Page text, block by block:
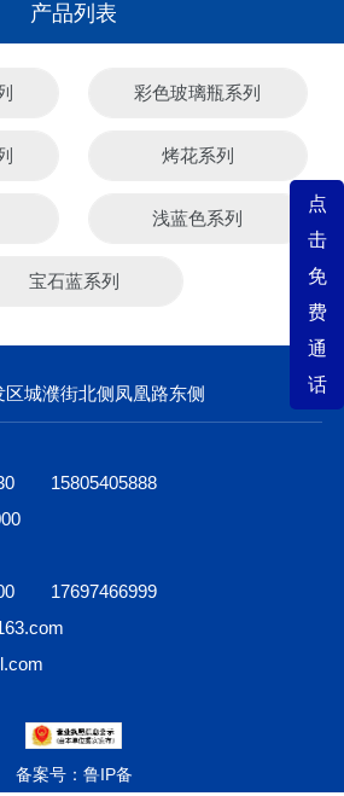
点
击
免
费
通
话
产品列表
彩色玻璃瓶系列
烤花系列
浅蓝色系列
宝石蓝系列
城濮街北侧凤凰路东侧
15805405888
17697466999
备案号：鲁IP备